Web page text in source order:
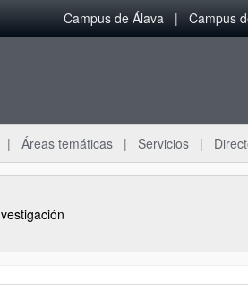
Campus de Álava Campus
Áreas temáticas Servicios